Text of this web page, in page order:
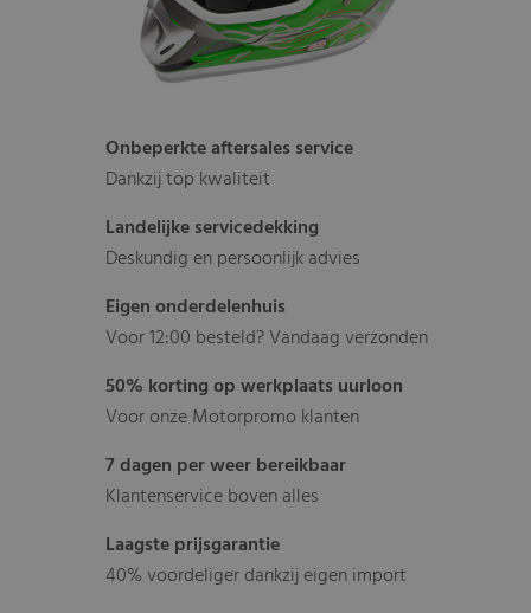
Onbeperkte aftersales service
Dankzij top kwaliteit
Landelijke servicedekking
Deskundig en persoonlijk advies
Eigen onderdelenhuis
Voor 12:00 besteld? Vandaag verzonden
50% korting op werkplaats uurloon
Voor onze Motorpromo klanten
7 dagen per weer bereikbaar
Klantenservice boven alles
Laagste prijsgarantie
40% voordeliger dankzij eigen import